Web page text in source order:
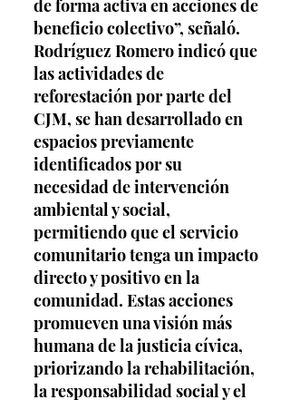
de forma activa en acciones de
beneficio colectivo”, señaló.
Rodríguez Romero indicó que
las actividades de
reforestación por parte del
CJM, se han desarrollado en
espacios previamente
identificados por su
necesidad de intervención
ambiental y social,
permitiendo que el servicio
comunitario tenga un impacto
directo y positivo en la
comunidad. Estas acciones
promueven una visión más
humana de la justicia cívica,
priorizando la rehabilitación,
la responsabilidad social y el